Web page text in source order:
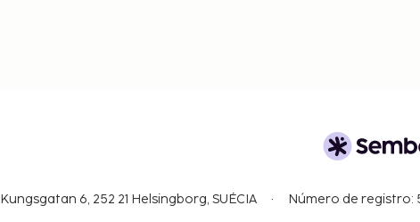
Kungsgatan 6, 252 21 Helsingborg, SUÉCIA Número de registro: